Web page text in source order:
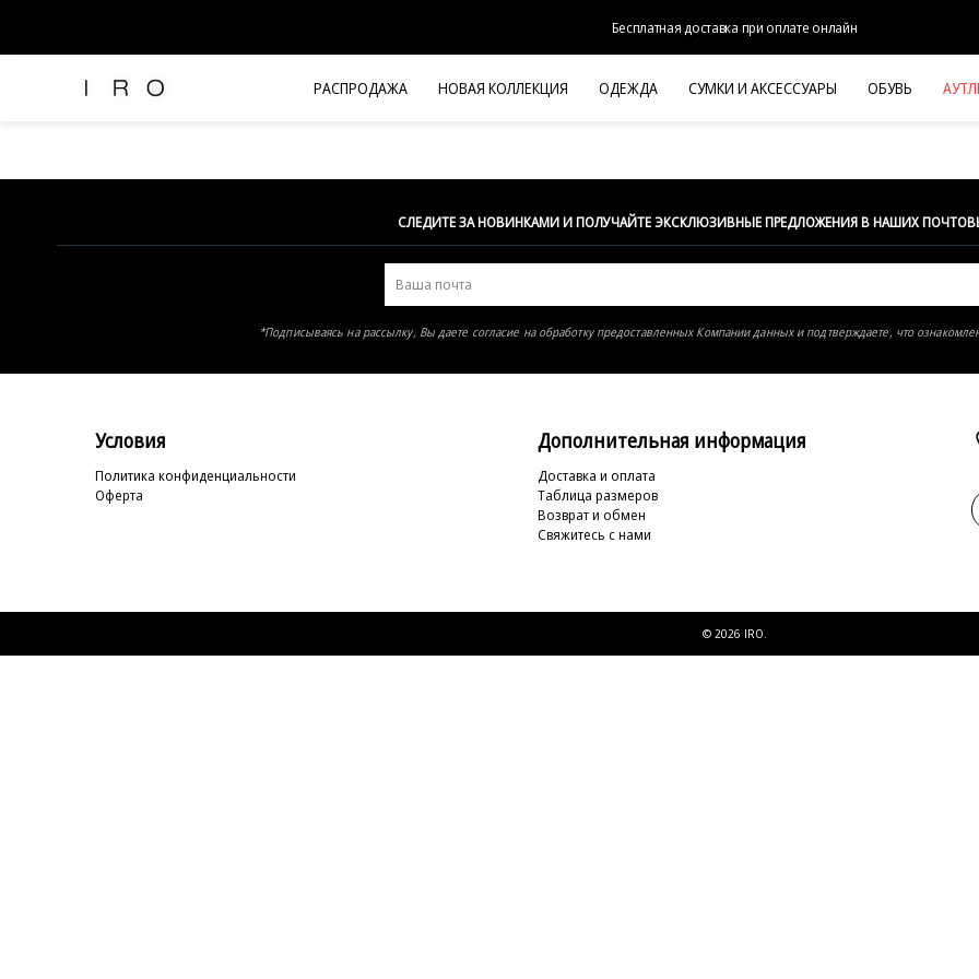
Бесплатная доставка при оплате онлайн
РАСПРОДАЖА НОВАЯ КОЛЛЕКЦИЯ ОДЕЖДА
Юбки и шорты
Футболки
Верхняя одежда
Трикотаж
Вся одежда
КОЖА
ДЕНИМ
ДЛЯ НЕГО
HALINE
СУМКИ И АКСЕССУАРЫ ОБУВЬ
Элемент не найден
СЛЕДИТЕ ЗА НОВИНКАМИ И ПОЛУЧАЙТЕ ЭКСКЛЮЗИВНЫЕ ПРЕДЛОЖЕНИЯ В НАШИХ
*Подписываясь на рассылку, Вы даете согласие на обработку предоставленных Компании данных и подтверждаете, что
Условия
Политика конфиденциальности
Оферта
Дополнительная информация
Доставка и оплата
Таблица размеров
Возврат и обмен
Свяжитесь с нами
© 2026 IRO.